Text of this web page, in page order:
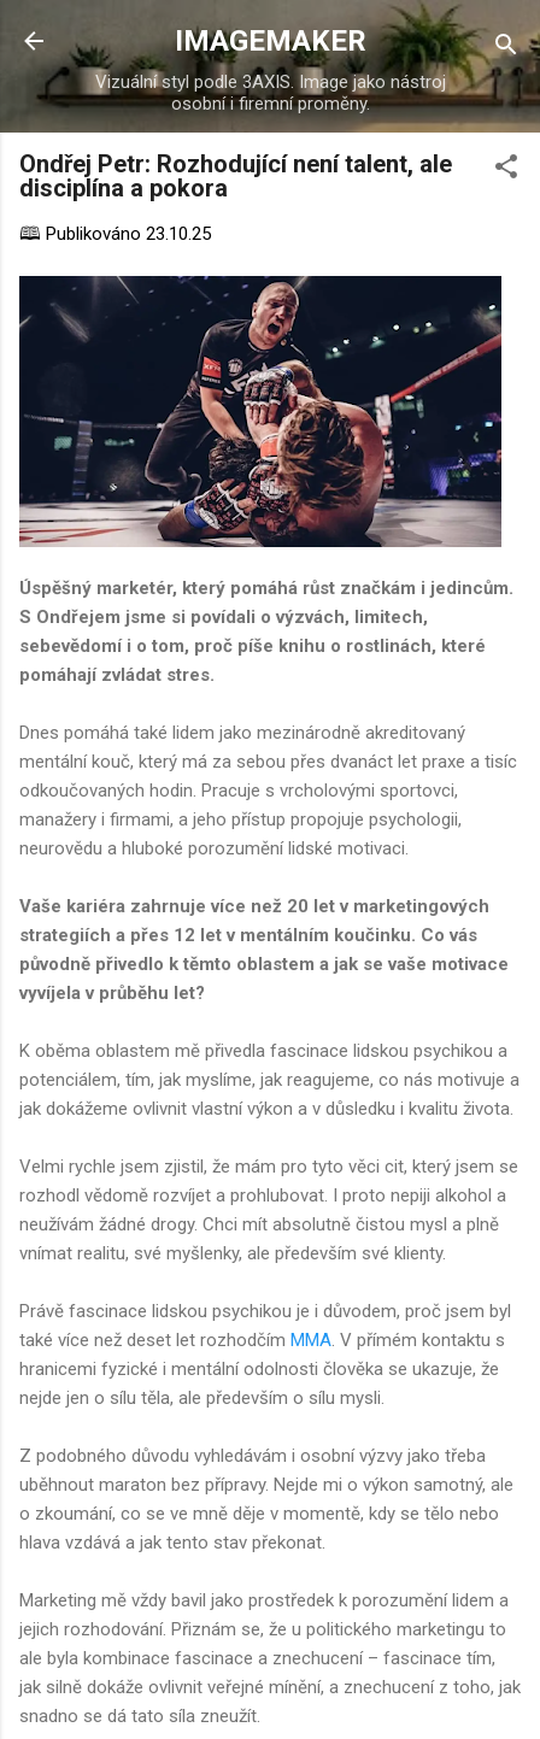
Přeskočit na hlavní
IMAGEMAKER
Vizuální styl podle 3AXIS. Image jako nástroj
osobní i firemní proměny.
Ondřej Petr: Rozhodující není talent, ale
disciplína a pokora
🕮 Publikováno 23.10.25
Úspěšný marketér, který pomáhá růst značkám i jedincům.
S Ondřejem jsme si povídali o výzvách, limitech,
sebevědomí i o tom, proč píše knihu o rostlinách, které
pomáhají zvládat stres.
Dnes pomáhá také lidem jako mezinárodně akreditovaný
mentální kouč, který má za sebou přes dvanáct let praxe a tisíc
odkoučovaných hodin. Pracuje s vrcholovými sportovci,
manažery i firmami, a jeho přístup propojuje psychologii,
neurovědu a hluboké porozumění lidské motivaci.
Vaše kariéra zahrnuje více než 20 let v marketingových
strategiích a přes 12 let v mentálním koučinku. Co vás
původně přivedlo k těmto oblastem a jak se vaše motivace
vyvíjela v průběhu let?
K oběma oblastem mě přivedla fascinace lidskou psychikou a
potenciálem, tím, jak myslíme, jak reagujeme, co nás motivuje a
jak dokážeme ovlivnit vlastní výkon a v důsledku i kvalitu života.
Velmi rychle jsem zjistil, že mám pro tyto věci cit, který jsem se
rozhodl vědomě rozvíjet a prohlubovat. I proto nepiji alkohol a
neužívám žádné drogy. Chci mít absolutně čistou mysl a plně
vnímat realitu, své myšlenky, ale především své klienty.
Právě fascinace lidskou psychikou je i důvodem, proč jsem byl
také více než deset let rozhodčím MMA . V přímém kontaktu s
hranicemi fyzické i mentální odolnosti člověka se ukazuje, že
nejde jen o sílu těla, ale především o sílu mysli.
Z podobného důvodu vyhledávám i osobní výzvy jako třeba
uběhnout maraton bez přípravy. Nejde mi o výkon samotný, ale
o zkoumání, co se ve mně děje v momentě, kdy se tělo nebo
hlava vzdává a jak tento stav překonat.
Marketing mě vždy bavil jako prostředek k porozumění lidem a
jejich rozhodování. Přiznám se, že u politického marketingu to
ale byla kombinace fascinace a znechucení – fascinace tím,
jak silně dokáže ovlivnit veřejné mínění, a znechucení z toho, jak
snadno se dá tato síla zneužít.